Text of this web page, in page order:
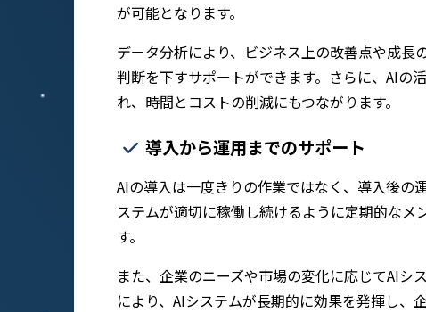
が可能となります。
データ分析により、ビジネス上の改善点や成
判断を下すサポートができます。さらに、AIの
れ、時間とコストの削減にもつながります。
導入から運用までのサポート
AIの導入は一度きりの作業ではなく、導入後の
ステムが適切に稼働し続けるように定期的な
す。
また、企業のニーズや市場の変化に応じてAIシ
により、AIシステムが長期的に効果を発揮し、